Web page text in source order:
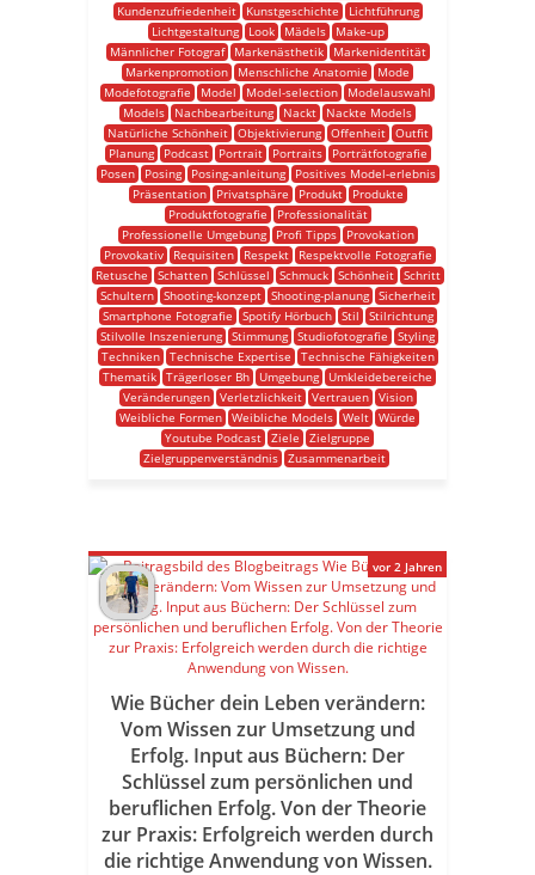
Kundenzufriedenheit
Kunstgeschichte
Lichtführung
Lichtgestaltung
Look Mädels
Make-up
Männlicher Fotograf
Markenästhetik
Markenidentität
Markenpromotion
Menschliche Anatomie
Mode
Modefotografie
Model Model-selection
Modelauswahl
Models
Nachbearbeitung Nackt
Nackte Models
Natürliche Schönheit
Objektivierung Offenheit
Outfit
Planung
Podcast Portrait Portraits
Porträtfotografie
Posen
Posing Posing-anleitung
Positives Model-erlebnis
Präsentation
Privatsphäre Produkt
Produkte
Produktfotografie
Professionalität
Professionelle Umgebung
Profi Tipps
Provokation
Provokativ
Requisiten Respekt
Respektvolle Fotografie
Retusche
Schatten Schlüssel Schmuck Schönheit
Schritt
Schultern
Shooting-konzept Shooting-planung
Sicherheit
Smartphone Fotografie
Spotify Hörbuch Stil
Stilrichtung
Stilvolle Inszenierung Stimmung Studiofotografie
Styling
Techniken
Technische Expertise
Technische Fähigkeiten
Thematik Trägerloser Bh Umgebung
Umkleidebereiche
Veränderungen
Verletzlichkeit Vertrauen
Vision
Weibliche Formen Weibliche Models Welt Würde
Youtube Podcast Ziele
Zielgruppe
Zielgruppenverständnis Zusammenarbeit
Wie Bücher dein Leben verändern:
Vom Wissen zur Umsetzung und
Erfolg. Input aus Büchern: Der
Schlüssel zum persönlichen und
beruflichen Erfolg. Von der Theorie
zur Praxis: Erfolgreich werden durch
die richtige Anwendung von Wissen.
vor 2 Jahren